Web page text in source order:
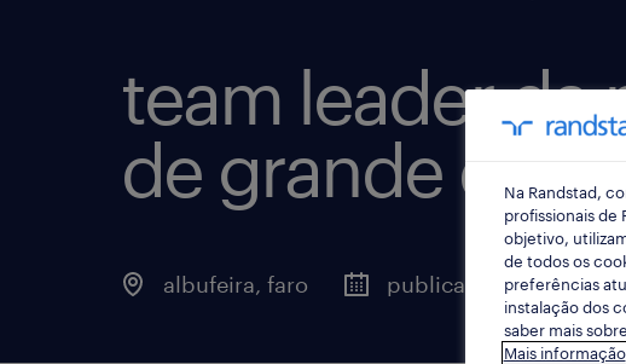
team leader da
de grande
albufeira, faro publicado há 1 dia
Na Randstad,
profissionais de
objetivo,
de todos os
preferências
instalação dos
saber mais
Mais informação